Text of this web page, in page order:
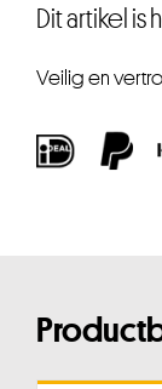
Dit artikel is
Veilig en